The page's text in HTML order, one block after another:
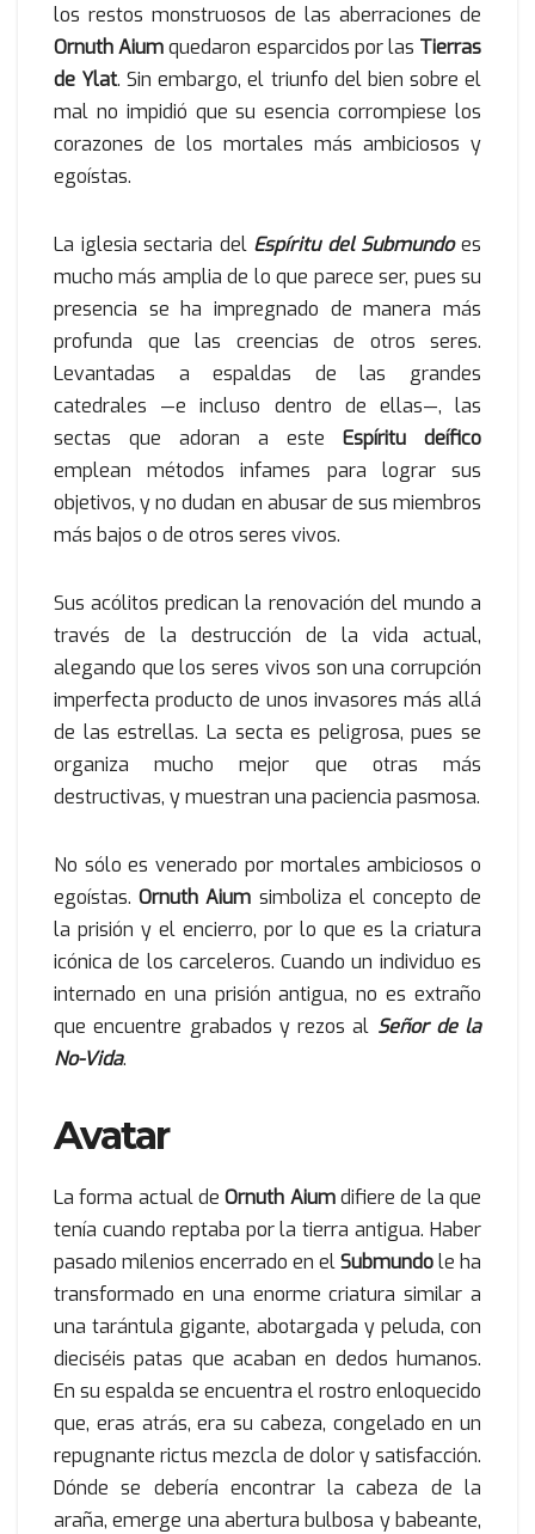
los restos monstruosos de las aberraciones de
Ornuth Aiumquedaron esparcidos por las Tierras
de Ylat. Sin embargo, el triunfo del bien sobre el
mal no impidió que su esencia corrompiese los
corazones de los mortales más ambiciosos y
egoístas.
La iglesia sectaria del Espíritu del Submundoes
mucho más amplia de lo que parece ser, pues su
presencia se ha impregnado de manera más
profunda que las creencias de otros seres.
Levantadas a espaldas de las grandes
catedrales —e incluso dentro de ellas—, las
sectas que adoran a este Espíritu deífico
emplean métodos infames para lograr sus
objetivos, y no dudan en abusar de sus miembros
más bajos o de otros seres vivos.
Sus acólitos predican la renovación del mundo a
través de la destrucción de la vida actual,
alegando que los seres vivos son una corrupción
imperfecta producto de unos invasores más allá
de las estrellas. La secta es peligrosa, pues se
organiza mucho mejor que otras más
destructivas, y muestran una paciencia pasmosa.
No sólo es venerado por mortales ambiciosos o
egoístas.Ornuth Aium simboliza el concepto de
la prisión y el encierro, por lo que es la criatura
icónica de los carceleros. Cuando un individuo es
internado en una prisión antigua, no es extraño
que encuentre grabados y rezos al Señor de la
No-Vida.
Avatar
La forma actual deOrnuth Aiumdifiere de la que
tenía cuando reptaba por la tierra antigua. Haber
pasado milenios encerrado en elSubmundole ha
transformado en una enorme criatura similar a
una tarántula gigante, abotargada y peluda, con
dieciséis patas que acaban en dedos humanos.
En su espalda se encuentra el rostro enloquecido
que, eras atrás, era su cabeza, congelado en un
repugnante rictus mezcla de dolor y satisfacción.
Dónde se debería encontrar la cabeza de la
araña, emerge una abertura bulbosa y babeante,